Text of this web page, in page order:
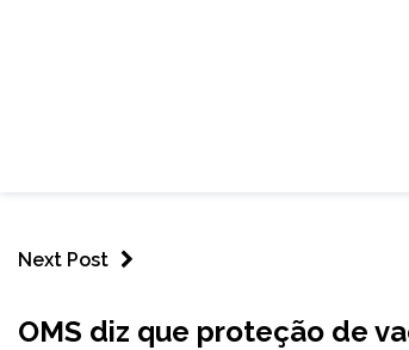
Next Post
NOTÍCIAS
OMS diz que proteção de